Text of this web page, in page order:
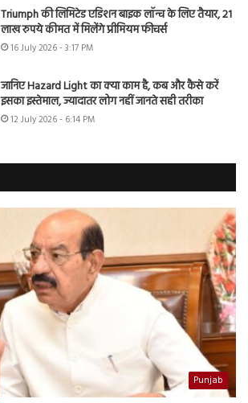
Triumph की लिमिटेड एडिशन बाइक लॉन्च के लिए तैयार, 21
लाख रुपये कीमत में मिलेंगे प्रीमियम फीचर्स
16 July 2026 - 3:17 PM
जानिए Hazard Light का क्या काम है, कब और कैसे करें
इसका इस्तेमाल, ज्यादातर लोग नहीं जानते सही तरीका
12 July 2026 - 6:14 PM
Punjab